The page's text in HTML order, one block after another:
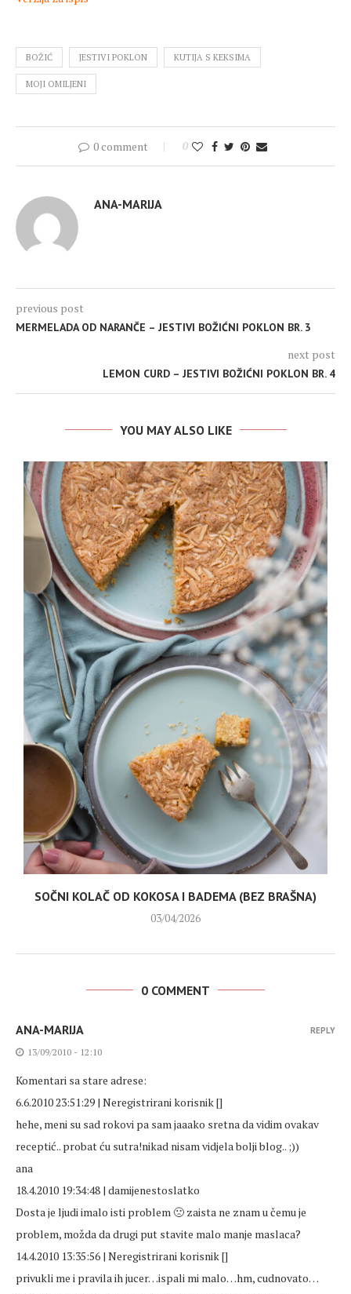
BOŽIĆ JESTIVI POKLON KUTIJA S KEKSIMA
MOJI OMILJENI
0 comment 0
ANA-MARIJA
previous post
MERMELADA OD NARANČE – JESTIVI BOŽIĆNI POKLON BR. 3
next post
LEMON CURD – JESTIVI BOŽIĆNI POKLON BR. 4
YOU MAY ALSO LIKE
SOČNI KOLAČ OD KOKOSA I BADEMA (BEZ BRAŠNA)
03/04/2026
0 COMMENT
ANA-MARIJA
13/09/2010 - 12:10
Komentari sa stare adrese:
6.6.2010 23:51:29 | Neregistrirani korisnik []
hehe, meni su sad rokovi pa sam jaaako sretna da vidim ovakav
receptić.. probat ću sutra!nikad nisam vidjela bolji blog.. ;))
ana
18.4.2010 19:34:48 | damijenestoslatko
Dosta je ljudi imalo isti problem 🙁 zaista ne znam u čemu je
problem, možda da drugi put stavite malo manje maslaca?
14.4.2010 13:35:56 | Neregistrirani korisnik []
privukli me i pravila ih jucer…ispali mi malo…hm, cudnovato…
REPLY